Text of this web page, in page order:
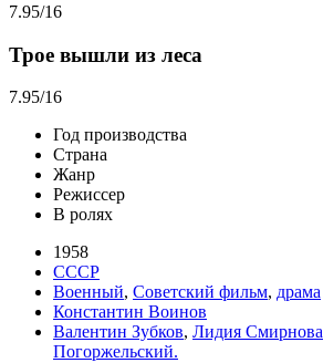
7.95/16
Трое вышли из леса
7.95/16
Год производства
Страна
Жанр
Режиссер
В ролях
1958
СССР
Военный, Советский фильм, драма
Константин Воинов
Валентин Зубков, Лидия Смирнова
Погоржельский.